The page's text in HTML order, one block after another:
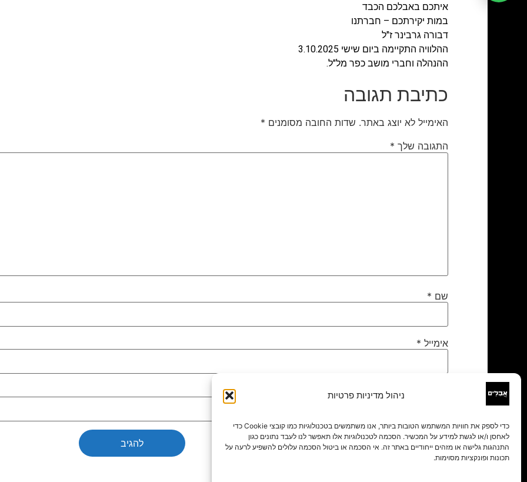
ניהול מדיניות פרטיות
כדי לספק את חוויות המשתמש הטובות ביותר, אנו משתמשים בטכנולוגיות כמו קובצי Cookie כדי
לאחסן ו/או לגשת למידע על המכשיר. הסכמה לטכנולוגיות אלו תאפשר לנו לעבד נתונים כגון
התנהגות גלישה או מזהים ייחודיים באתר זה. אי הסכמה או ביטול הסכמה עלולים להשפיע לרעה על
תכונות ופונקציות מסוימות.
איתכם באבלכם הכבד
במות יקירתכם – חברתנו
דבורה גרבינר ז"ל
ההלוויה התקיימה ביום שישי 3.10.2025
ההנהלה וחברי מושב כפר מל"ל.
כתיבת תגובה
האימייל לא יוצג באתר. שדות החובה מסומנים *
התגובה שלך *
שם *
אימייל *